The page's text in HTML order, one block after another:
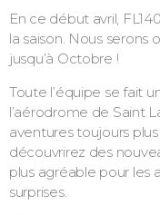
En ce début avril,
la saison. Nous serons
jusqu’à Octobre !
Toute l’équipe se fait
l’aérodrome de Saint
aventures toujours
découvrirez des
plus agréable pour
surprises.